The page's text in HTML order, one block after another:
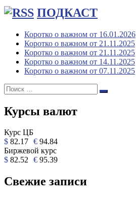
ПОДКАСТ
Коротко о важном от 16.01.2026
Коротко о важном от 21.11.2025
Коротко о важном от 21.11.2025
Коротко о важном от 14.11.2025
Коротко о важном от 07.11.2025
Поиск:
Поиск
Курсы валют
Курс ЦБ
$ 82.17 € 94.84
Биржевой курс
$ 82.52 € 95.39
Свежие записи